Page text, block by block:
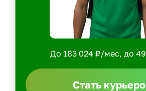
До 183 024 ₽/мес, до
Стать